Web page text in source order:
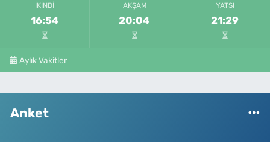
İKINDI
16:54
AKŞAM
20:04
YATSI
21:29
Aylık Vakitler
Anket